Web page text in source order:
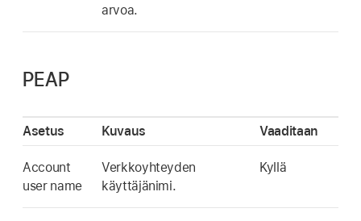
arvoa.
PEAP
Asetus Kuvaus Vaaditaan
Account
user name
Verkkoyhteyden
käyttäjänimi.
Kyllä